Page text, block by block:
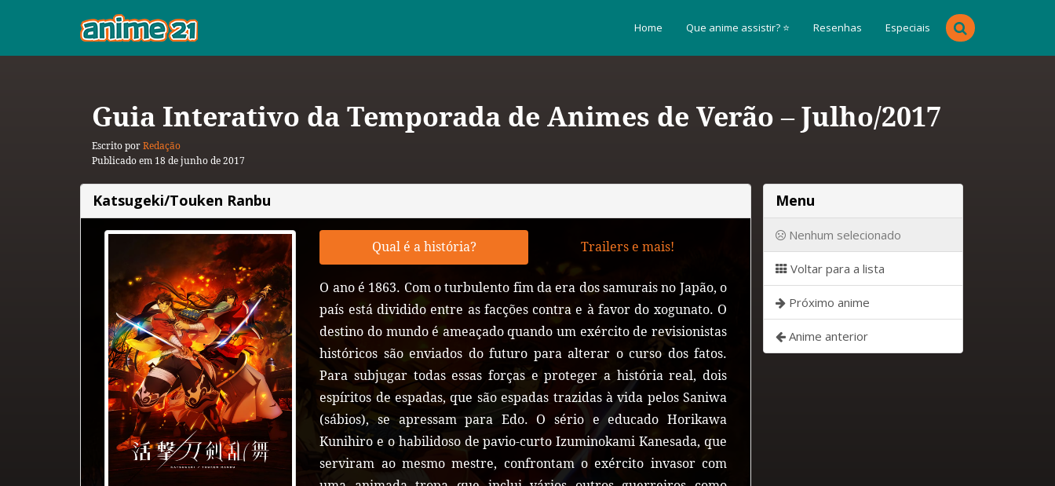
Home Que anime assistir? ⭐ Resenhas Especiais
Guia Interativo da Temporada de Animes de Verão – Julho/2017
Escrito porRedação
Publicado em 18 de junho de 2017
Katsugeki/Touken Ranbu
Qual é a história? Trailers e mais!
O ano é 1863. Com o turbulento fim da era dos samurais no Japão, o
país está dividido entre as facções contra e à favor do xogunato. O
destino do mundo é ameaçado quando um exército de revisionistas
históricos são enviados do futuro para alterar o curso dos fatos.
Para subjugar todas essas forças e proteger a história real, dois
espíritos de espadas, que são espadas trazidas à vida pelos Saniwa
(sábios), se apressam para Edo. O sério e educado Horikawa
Kunihiro e o habilidoso de pavio-curto Izuminokami Kanesada, que
serviram ao mesmo mestre, confrontam o exército invasor com
Menu
Nenhum selecionado
Voltar para a lista
Próximo anime
Anime anterior